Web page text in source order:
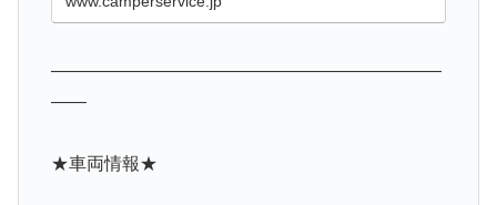
——————————————————————
——
★車両情報★